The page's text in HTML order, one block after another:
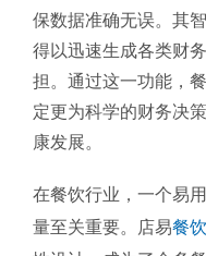
保数据准确无误。其
得以迅速生成各类财
担。通过这一功能，
定更为科学的财务决
康发展。
在餐饮行业，一个易
量至关重要。店易餐